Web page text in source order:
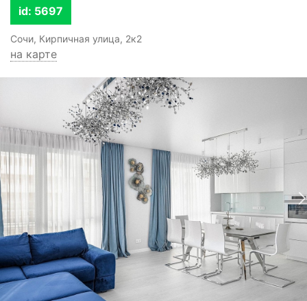
id: 5697
Сочи, Кирпичная улица, 2к2
на карте